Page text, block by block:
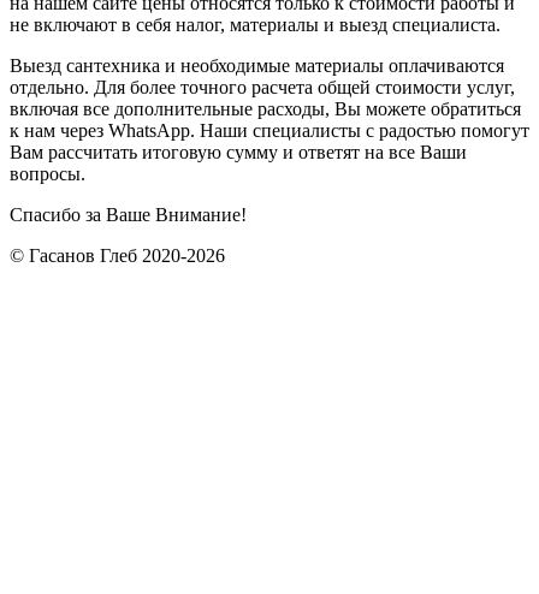
не включают в себя налог, материалы и выезд специалиста.
Выезд сантехника и необходимые материалы оплачиваются
отдельно. Для более точного расчета общей стоимости услуг,
включая все дополнительные расходы, Вы можете обратиться
к нам через WhatsApp. Наши специалисты с радостью помогут
Вам рассчитать итоговую сумму и ответят на все Ваши
вопросы.
Спасибо за Ваше Внимание!
© Гасанов Глеб 2020-2026